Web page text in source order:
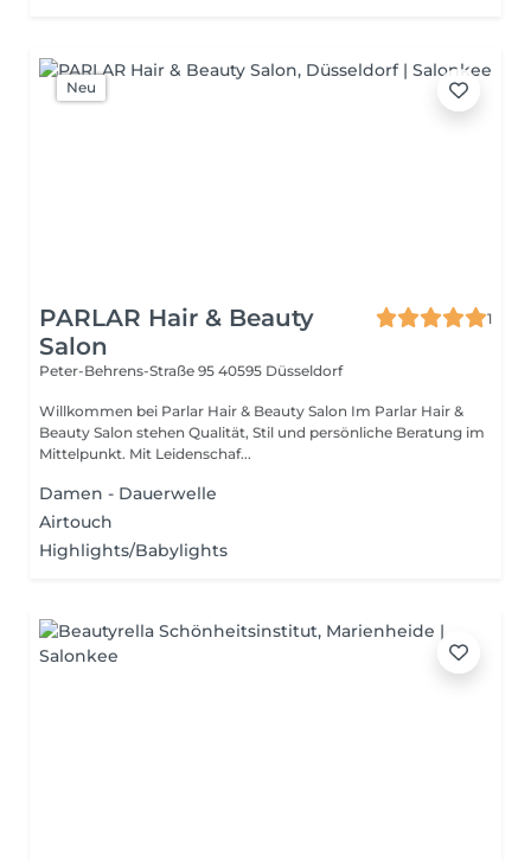
Neu
PARLAR Hair & Beauty
Salon
1
Peter-Behrens-Straße 95 40595 Düsseldorf
Willkommen bei Parlar Hair & Beauty Salon Im Parlar Hair &
Beauty Salon stehen Qualität, Stil und persönliche Beratung im
Mittelpunkt. Mit Leidenschaf...
Damen - Dauerwelle
Airtouch
Highlights/Babylights